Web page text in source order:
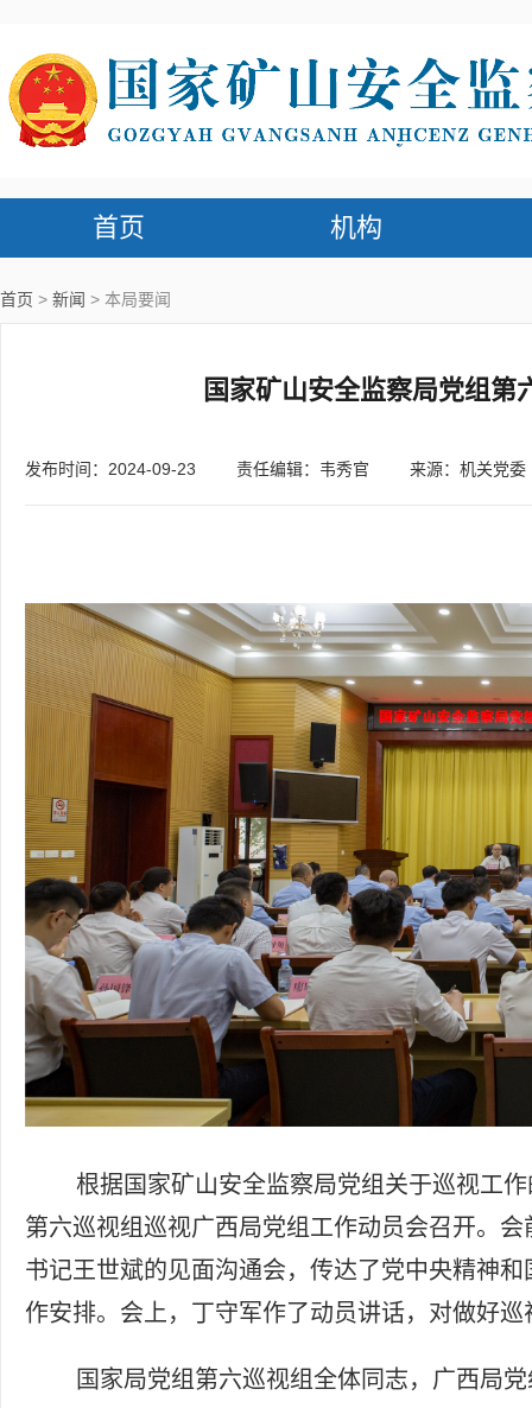
首页 机构
首页 新闻 本局要闻
国家矿山安全监察局党组第
发布时间：2024-09-23 责任编辑：韦秀官 来源：机关党委
根据国家矿山安全监察局党组关于巡视工
第六巡视组巡视广西局党组工作动员会召开。
书记王世斌的见面沟通会，传达了党中央精神
作安排。会上，丁守军作了动员讲话，对做好
国家局党组第六巡视组全体同志，广西局